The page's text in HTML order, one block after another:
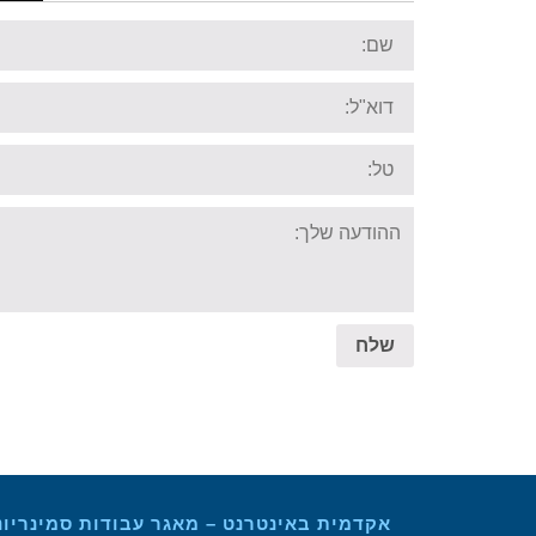
message:
שלח
אקדמית באינטרנט – מאגר עבודות